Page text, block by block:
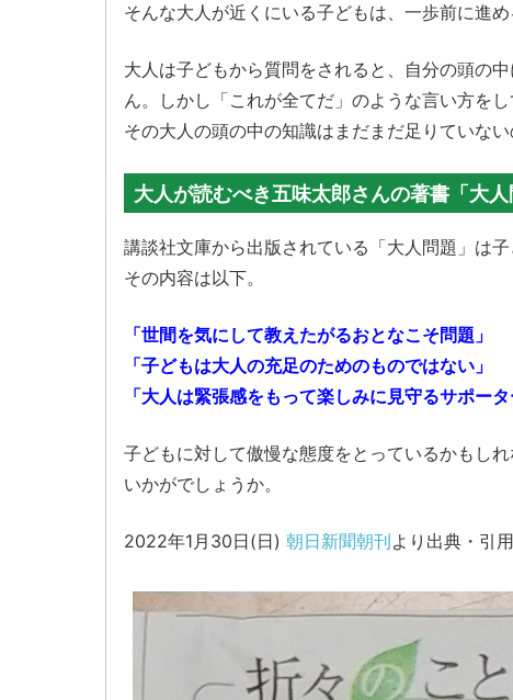
そんな大人が近くにいる子どもは、一歩前に進め
大人は子どもから質問をされると、自分の頭の
ん。しかし「これが全てだ」のような言い方を
その大人の頭の中の知識はまだまだ足りていな
大人が読むべき五味太郎さんの著書「大人
講談社文庫から出版されている「大人問題」は
その内容は以下。
「世間を気にして教えたがるおとなこそ問題」
「子どもは大人の充足のためのものではない」
「大人は緊張感をもって楽しみに見守るサポータ
子どもに対して傲慢な態度をとっているかもし
いかがでしょうか。
2022年1月30日(日)朝日新聞朝刊より出典・引